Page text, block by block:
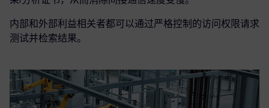
内部和外部利益相关者都可以通过严格控制的访问权限请求
测试并检索结果。